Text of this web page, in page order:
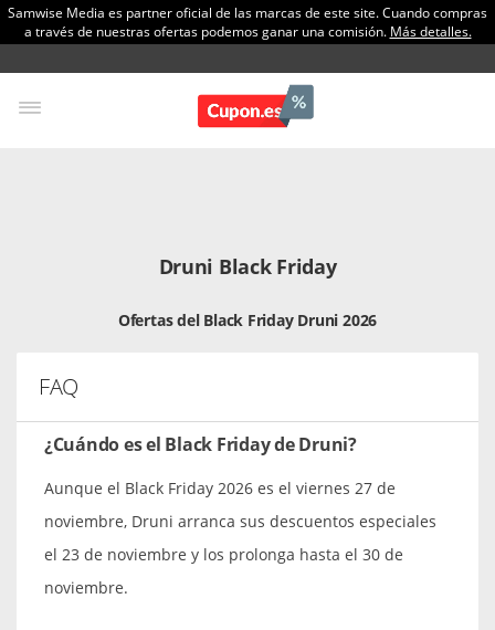
Samwise Media es partner oficial de las marcas de este site. Cuando compras
a través de nuestras ofertas podemos ganar una comisión. Más detalles.
Druni Black Friday
Ofertas del Black Friday Druni 2026
FAQ
¿Cuándo es el Black Friday de Druni?
Aunque el Black Friday 2026 es el viernes 27 de
noviembre, Druni arranca sus descuentos especiales
el 23 de noviembre y los prolonga hasta el 30 de
noviembre.